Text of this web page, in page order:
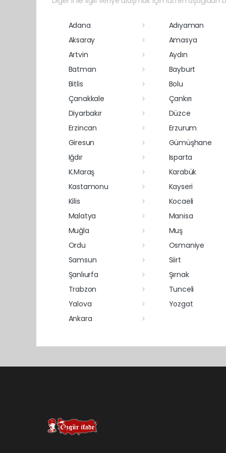
Adana Adıyaman
Aksaray
Amasya
Artvin
Aydın
Batman
Bayburt
Bitlis
Bolu
Çanakkale
Çankırı
Diyarbakır
Düzce
Erzincan
Erzurum
Giresun
Gümüşhane
Iğdır
Isparta
K.Maraş
Karabük
Kastamonu
Kayseri
Kilis
Kocaeli
Malatya
Manisa
Muğla
Muş
Ordu
Osmaniye
Samsun
Siirt
Şanlıurfa
Şırnak
Trabzon
Tunceli
Yalova
Yozgat
Ankara